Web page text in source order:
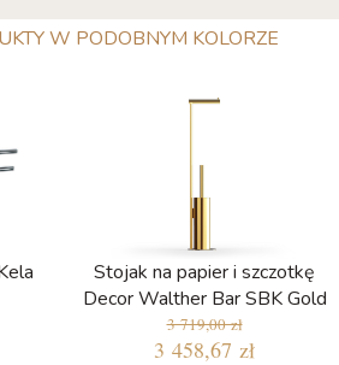
W PODOBNYM KOLORZE
Stojak na papier i szczotkę
Decor Walther Bar SBK Gold
3 719,00 zł
3 458,67 zł